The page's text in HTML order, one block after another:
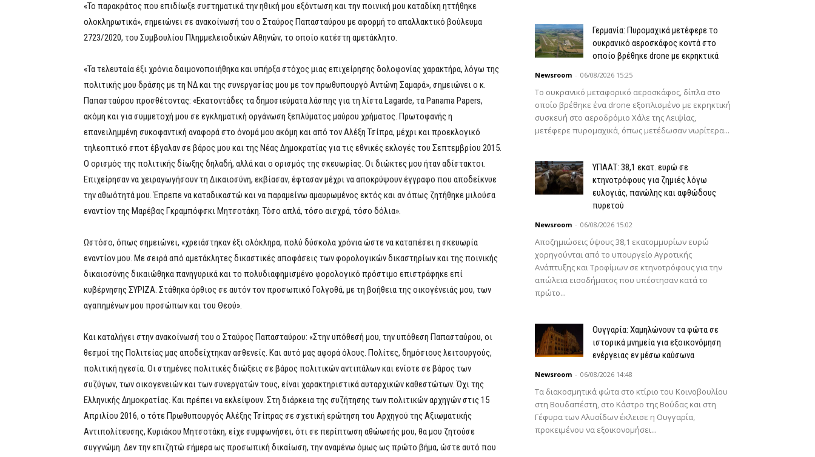
«Το παρακράτος που επιδίωξε συστηματικά την ηθική μου εξόντωση και την ποινική μου καταδίκη ηττήθηκε
ολοκληρωτικά», σημειώνει σε ανακοίνωσή του ο Σταύρος Παπασταύρου με αφορμή το απαλλακτικό βούλευμα
2723/2020, του Συμβουλίου Πλημμελειοδικών Αθηνών, το οποίο κατέστη αμετάκλητο.
«Τα τελευταία έξι χρόνια δαιμονοποιήθηκα και υπήρξα στόχος μιας επιχείρησης δολοφονίας χαρακτήρα, λόγω της
πολιτικής μου δράσης με τη ΝΔ και της συνεργασίας μου με τον πρωθυπουργό Αντώνη Σαμαρά», σημειώνει ο κ.
Παπασταύρου προσθέτοντας: «Εκατοντάδες τα δημοσιεύματα λάσπης για τη λίστα Lagarde, τα Panama Papers,
ακόμη και για συμμετοχή μου σε εγκληματική οργάνωση ξεπλύματος μαύρου χρήματος. Πρωτοφανής η
επανειλημμένη συκοφαντική αναφορά στο όνομά μου ακόμη και από τον Αλέξη Τσίπρα, μέχρι και προεκλογικό
τηλεοπτικό σποτ έβγαλαν σε βάρος μου και της Νέας Δημοκρατίας για τις εθνικές εκλογές του Σεπτεμβρίου 2015.
Ο ορισμός της πολιτικής δίωξης δηλαδή, αλλά και ο ορισμός της σκευωρίας. Οι διώκτες μου ήταν αδίστακτοι.
Επιχείρησαν να χειραγωγήσουν τη Δικαιοσύνη, εκβίασαν, έφτασαν μέχρι να αποκρύψουν έγγραφο που αποδείκνυε
την αθωότητά μου. Έπρεπε να καταδικαστώ και να παραμείνω αμαυρωμένος εκτός και αν όπως ζητήθηκε μιλούσα
εναντίον της Μαρέβας Γκραμπόφσκι Μητσοτάκη. Τόσο απλά, τόσο αισχρά, τόσο δόλια».
Ωστόσο, όπως σημειώνει, «χρειάστηκαν έξι ολόκληρα, πολύ δύσκολα χρόνια ώστε να καταπέσει η σκευωρία
εναντίον μου. Με σειρά από αμετάκλητες δικαστικές αποφάσεις των φορολογικών δικαστηρίων και της ποινικής
δικαιοσύνης δικαιώθηκα πανηγυρικά και το πολυδιαφημισμένο φορολογικό πρόστιμο επιστράφηκε επί
κυβέρνησης ΣΥΡΙΖΑ. Στάθηκα όρθιος σε αυτόν τον προσωπικό Γολγοθά, με τη βοήθεια της οικογένειάς μου, των
αγαπημένων μου προσώπων και του Θεού».
Και καταλήγει στην ανακοίνωσή του ο Σταύρος Παπασταύρου: «Στην υπόθεσή μου, την υπόθεση Παπασταύρου, οι
θεσμοί της Πολιτείας μας αποδείχτηκαν ασθενείς. Και αυτό μας αφορά όλους. Πολίτες, δημόσιους λειτουργούς,
πολιτική ηγεσία. Οι στημένες πολιτικές διώξεις σε βάρος πολιτικών αντιπάλων και ενίοτε σε βάρος των
συζύγων, των οικογενειών και των συνεργατών τους, είναι χαρακτηριστικά αυταρχικών καθεστώτων. Όχι της
Ελληνικής Δημοκρατίας. Και πρέπει να εκλείψουν. Στη διάρκεια της συζήτησης των πολιτικών αρχηγών στις 15
Απριλίου 2016, ο τότε Πρωθυπουργός Αλέξης Τσίπρας σε σχετική ερώτηση του Αρχηγού της Αξιωματικής
Αντιπολίτευσης, Κυριάκου Μητσοτάκη, είχε συμφωνήσει, ότι σε περίπτωση αθώωσής μου, θα μου ζητούσε
συγγνώμη. Δεν την επιζητώ σήμερα ως προσωπική δικαίωση, την αναμένω όμως ως πρώτο βήμα, ώστε αυτό που
Γερμανία: Πυρομαχικά μετέφερε το
ουκρανικό αεροσκάφος κοντά στο
οποίο βρέθηκε drone με εκρηκτικά
Newsroom - 06/08/2026 15:25
Το ουκρανικό μεταφορικό αεροσκάφος, δίπλα στο
οποίο βρέθηκε ένα drone εξοπλισμένο με εκρηκτική
συσκευή στο αεροδρόμιο Χάλε της Λειψίας,
μετέφερε πυρομαχικά, όπως μετέδωσαν νωρίτερα...
ΥΠΑΑΤ: 38,1 εκατ. ευρώ σε
κτηνοτρόφους για ζημιές λόγω
ευλογιάς, πανώλης και αφθώδους
πυρετού
Newsroom - 06/08/2026 15:02
Αποζημιώσεις ύψους 38,1 εκατομμυρίων ευρώ
χορηγούνται από το υπουργείο Αγροτικής
Ανάπτυξης και Τροφίμων σε κτηνοτρόφους για την
απώλεια εισοδήματος που υπέστησαν κατά το
πρώτο...
Ουγγαρία: Χαμηλώνουν τα φώτα σε
ιστορικά μνημεία για εξοικονόμηση
ενέργειας εν μέσω καύσωνα
Newsroom - 06/08/2026 14:48
Τα διακοσμητικά φώτα στο κτίριο του Κοινοβουλίου
στη Βουδαπέστη, στο Κάστρο της Βούδας και στη
Γέφυρα των Αλυσίδων έκλεισε η Ουγγαρία,
προκειμένου να εξοικονομήσει...